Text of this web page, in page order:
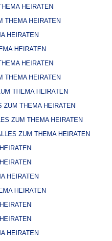
HEIRATEN
THEMA HEIRATEN
HEIRATEN
HEIRATEN
HEIRATEN
THEMA HEIRATEN
THEMA HEIRATEN
ZUM THEMA HEIRATEN
ZUM THEMA HEIRATEN
ZUM THEMA HEIRATEN
HEIRATEN
HEIRATEN
HEIRATEN